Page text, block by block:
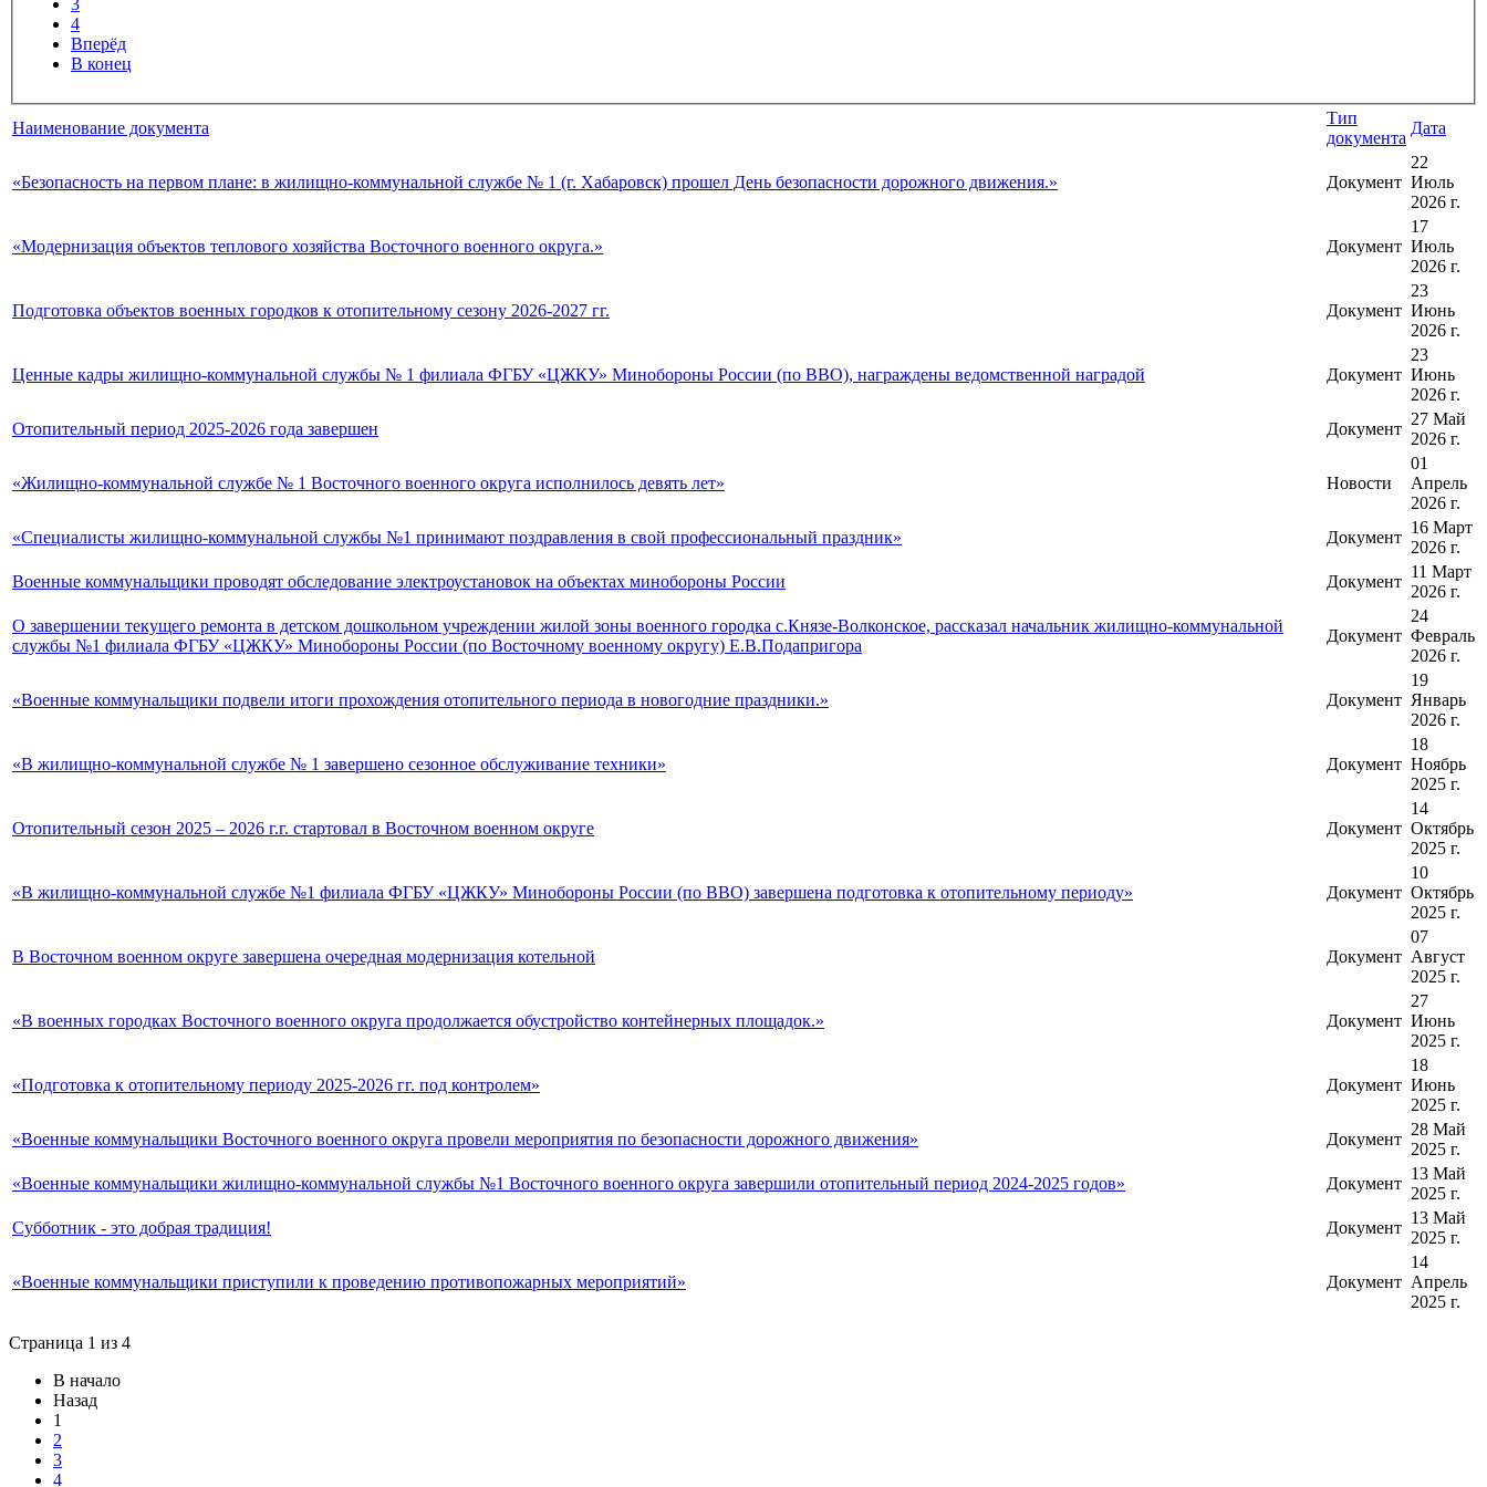
3
4
Вперёд
В конец
Наименование документа
Тип
документа
Дата
«Безопасность на первом плане: в жилищно-коммунальной службе № 1 (г. Хабаровск) прошел День безопасности дорожного движения.» Документ
22
Июль
2026 г.
«Модернизация объектов теплового хозяйства Восточного военного округа.» Документ
17
Июль
2026 г.
Подготовка объектов военных городков к отопительному сезону 2026-2027 гг. Документ
23
Июнь
2026 г.
Ценные кадры жилищно-коммунальной службы № 1 филиала ФГБУ «ЦЖКУ» Минобороны России (по ВВО), награждены ведомственной наградой Документ
23
Июнь
2026 г.
Отопительный период 2025-2026 года завершен
Документ
27 Май
2026 г.
«Жилищно-коммунальной службе № 1 Восточного военного округа исполнилось девять лет» Новости
01
Апрель
2026 г.
«Специалисты жилищно-коммунальной службы №1 принимают поздравления в свой профессиональный праздник»
Документ
16 Март
2026 г.
Военные коммунальщики проводят обследование электроустановок на объектах минобороны России
Документ
11 Март
2026 г.
О завершении текущего ремонта в детском дошкольном учреждении жилой зоны военного городка с.Князе-Волконское, рассказал начальник жилищно-коммунальной
службы №1 филиала ФГБУ «ЦЖКУ» Минобороны России (по Восточному военному округу) Е.В.Подапригора
Документ
24
Февраль
2026 г.
«Военные коммунальщики подвели итоги прохождения отопительного периода в новогодние праздники.» Документ
19
Январь
2026 г.
«В жилищно-коммунальной службе № 1 завершено сезонное обслуживание техники» Документ
18
Ноябрь
2025 г.
Отопительный сезон 2025 – 2026 г.г. стартовал в Восточном военном округе Документ
14
Октябрь
2025 г.
«В жилищно-коммунальной службе №1 филиала ФГБУ «ЦЖКУ» Минобороны России (по ВВО) завершена подготовка к отопительному периоду» Документ
10
Октябрь
2025 г.
В Восточном военном округе завершена очередная модернизация котельной Документ
07
Август
2025 г.
«В военных городках Восточного военного округа продолжается обустройство контейнерных площадок.» Документ
27
Июнь
2025 г.
«Подготовка к отопительному периоду 2025-2026 гг. под контролем» Документ
18
Июнь
2025 г.
«Военные коммунальщики Восточного военного округа провели мероприятия по безопасности дорожного движения»
Документ
28 Май
2025 г.
«Военные коммунальщики жилищно-коммунальной службы №1 Восточного военного округа завершили отопительный период 2024-2025 годов»
Документ
13 Май
2025 г.
Субботник - это добрая традиция!
Документ
13 Май
2025 г.
«Военные коммунальщики приступили к проведению противопожарных мероприятий» Документ
14
Апрель
2025 г.
Страница 1 из 4
В начало
Назад
1
2
3
4